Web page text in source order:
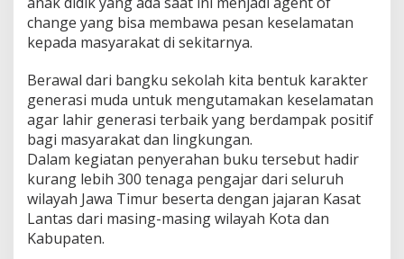
e
p
a
a
T
e
n
a
g
P
e
n
change yang bisa membawa pesan keselamatan
kepada masyarakat di sekitarnya.
Berawal dari bangku sekolah kita bentuk karakter
generasi muda untuk mengutamakan keselamatan
agar lahir generasi terbaik yang berdampak positif
bagi masyarakat dan lingkungan.
Dalam kegiatan penyerahan buku tersebut hadir
kurang lebih 300 tenaga pengajar dari seluruh
wilayah Jawa Timur beserta dengan jajaran Kasat
Lantas dari masing-masing wilayah Kota dan
Kabupaten.